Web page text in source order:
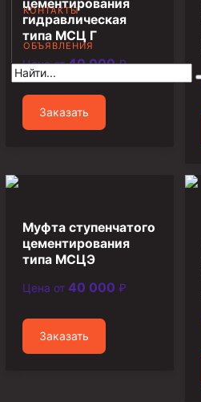
КОНТАКТЫ
ОБЪЯВЛЕНИЯ
Муфта НКВ 73
Муфта НКВ 60
Муфта НКТ 60
Муфта НКВ 89
Муфта НКТ 48
Обсадные трубы и муфты к ним
ГОСТ 632-80
Муфта ОТТГ 245
Муфта ОТТГ 178
цементирования
гидравлическая
типа МСЦ Г
Цена от40 000₽
Заказать
Муфта ступенчатого
цементирования
типа МСЦЭ
Цена от 40 000 ₽
Заказать